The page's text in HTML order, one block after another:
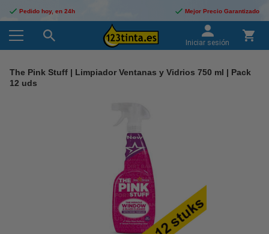
Pedido hoy, en 24h Mejor Precio Garantizado
Iniciar sesión
The Pink Stuff | Limpiador Ventanas y Vidrios 750 ml | Pack
12 uds